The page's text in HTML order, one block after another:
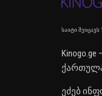
საიტი შეიცავს
ეძებ